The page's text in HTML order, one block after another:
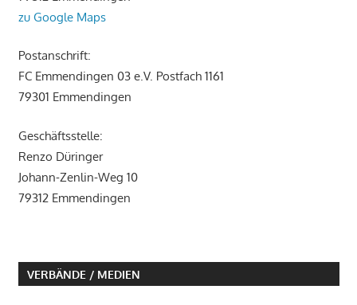
zu Google Maps
Postanschrift:
FC Emmendingen 03 e.V. Postfach 1161
79301 Emmendingen
Geschäftsstelle:
Renzo Düringer
Johann-Zenlin-Weg 10
79312 Emmendingen
VERBÄNDE / MEDIEN